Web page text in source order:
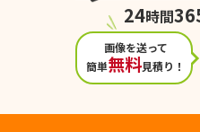
24時間
画像を送って
簡単無料見積り！